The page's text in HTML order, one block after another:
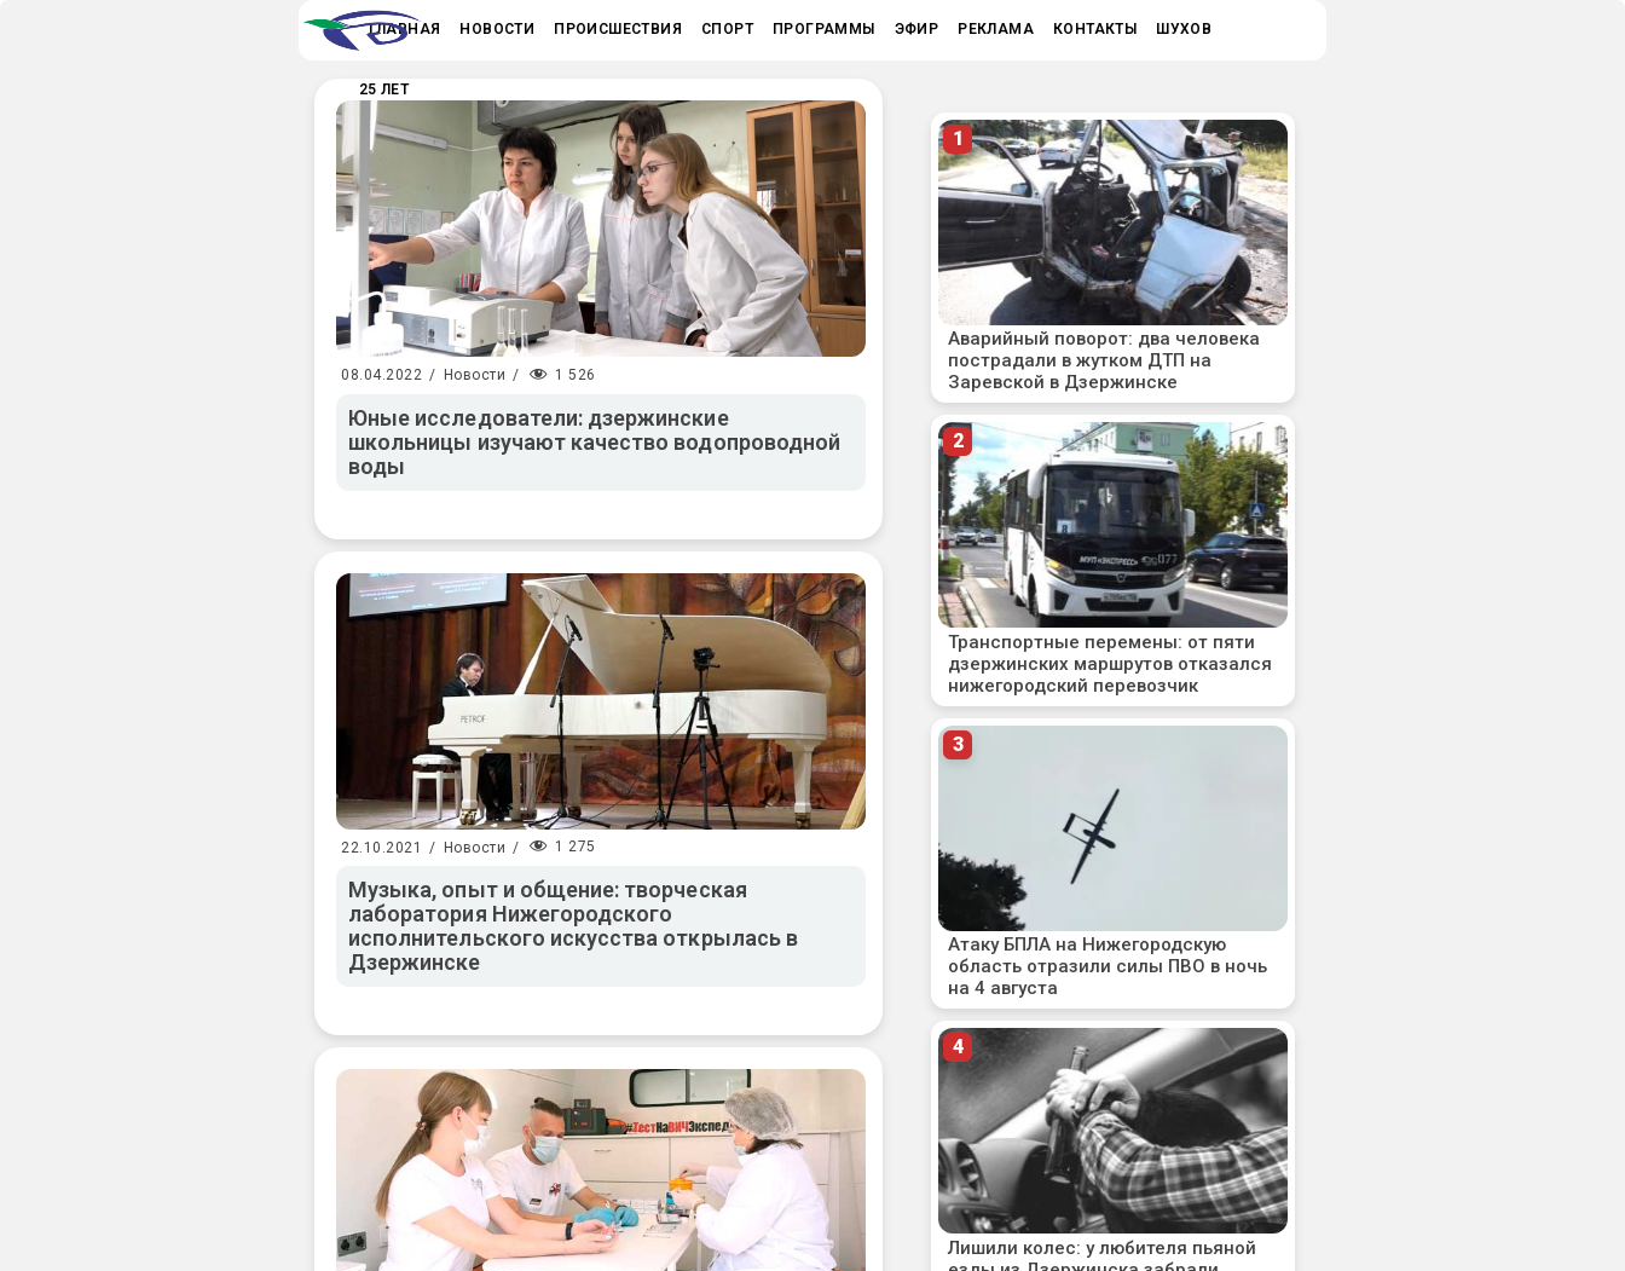
ГЛАВНАЯ НОВОСТИ ПРОИСШЕСТВИЯ СПОРТ ПРОГРАММЫ ЭФИР РЕКЛАМА КОНТАКТЫ ШУХОВ
25 ЛЕТ
08.04.2022 / Новости / 1 526
Юные исследователи: дзержинские
школьницы изучают качество водопроводной
воды
22.10.2021 / Новости / 1 275
Музыка, опыт и общение: творческая
лаборатория Нижегородского
исполнительского искусства открылась в
Дзержинске